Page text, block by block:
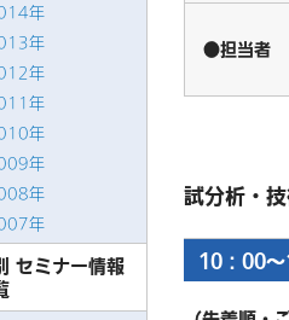
年
年
年
年
年
年
年
年
セミナー情報
●担当者
試分析・
10：00